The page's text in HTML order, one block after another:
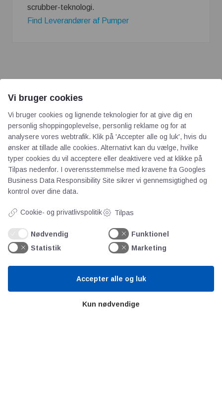
scrubber-teknologi.
Find Leverandører af Pumper
AOT
Priser
Kontakt
Persondata
Videncentre
Teknologisk Institut
Bitva
Litteratur
Vi bruger cookies
Vi bruger cookies og lignende teknologier for at give dig en
personlig shoppingoplevelse, personlig reklame og for at
analysere vores webtrafik. Klik på 'Accepter alle og luk', hvis du
ønsker at tillade alle cookies. Alternativt kan du vælge, hvilke
typer cookies du vil acceptere eller deaktivere ved at klikke på
Tilpas nedenfor. I overensstemmelse med kravene fra Googles
Business Data Responsibility Site sikrer vi gennemsigtighed og
kontrol over dine data.
Cookie- og privatlivspolitik Tilpas
Nødvendig
Funktionel
Statistik
Marketing
Kun nødvendige
Accepter alle og luk